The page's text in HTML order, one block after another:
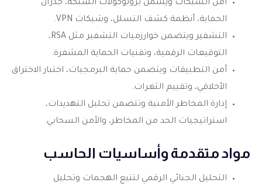
أمن الشبكات ويشمل بروتوكولات الشبكة، جدران
الحماية، أنظمة كشف التسلل، وشبكات VPN.
التشفير ويتضمن خوارزميات التشفير مثل RSA،
التوقيعات الرقمية، وتقنيات الحماية المشفرة.
أمن التطبيقات ويتضمن حماية البرمجيات، اختبار الاختراق
الأخلاقي، وتقييم الثغرات.
إدارة المخاطر الأمنية وتتضمن تحليل التهديدات،
استراتيجيات الحد من المخاطر، والأمن السحابي.
مواد متقدمة وأساسيات الحاسب
التحليل الجنائي الرقمي لتتبع الهجمات وتحليل